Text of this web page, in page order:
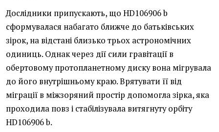
Дослідники припускають, що HD106906 b
сформувалася набагато ближче до батьківських
зірок, на відстані близько трьох астрономічних
одиниць. Однак через дії сили гравітації в
обертовому протопланетному диску вона мігрувала
до його внутрішньому краю. Врятувати її від
міграції в міжзоряний простір допомогла зірка, яка
проходила повз і стабілізувала витягнуту орбіту
HD106906 b.